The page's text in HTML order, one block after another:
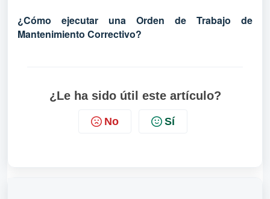
¿Cómo ejecutar una Orden de Trabajo de
Mantenimiento Correctivo?
¿Le ha sido útil este artículo?
No Sí